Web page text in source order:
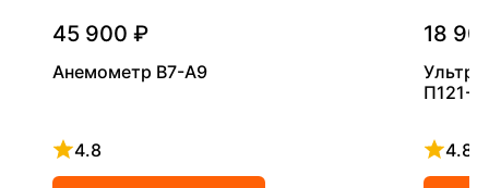
45 900 ₽
Анемометр В7-А9
4.8
Рейтинг 4.8 из 5
18
П121-
4.8